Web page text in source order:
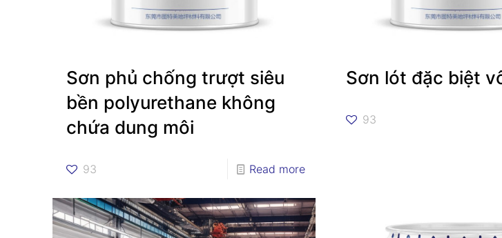
Sơn phủ chống trượt siêu
bền polyurethane không
chứa dung môi
93 Read more
Sơn lót đặc biệt
93